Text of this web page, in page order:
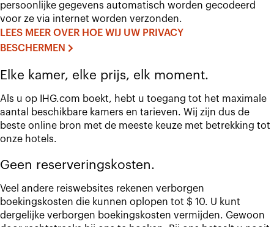
persoonlijke gegevens automatisch worden gecodeerd
voor ze via internet worden verzonden.
LEES MEER OVER HOE WIJ UW PRIVACY
BESCHERMEN
Elke kamer, elke prijs, elk moment.
Als u op IHG.com boekt, hebt u toegang tot het maximale
aantal beschikbare kamers en tarieven. Wij zijn dus de
beste online bron met de meeste keuze met betrekking tot
onze hotels.
Geen reserveringskosten.
Veel andere reiswebsites rekenen verborgen
boekingskosten die kunnen oplopen tot $ 10. U kunt
dergelijke verborgen boekingskosten vermijden. Gewoon